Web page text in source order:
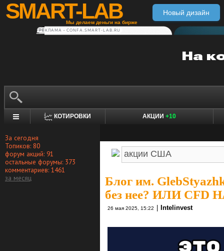
SMART-LAB
Мы делаем деньги на бирже
Новый дизайн
РЕКЛАМА • CONFA.SMART-LAB.RU
КОТИРОВКИ АКЦИИ +10
За сегодня
Топиков: 80
форум акций: 91
остальные форумы: 373
комментариев: 1461
за месяц
Блог им.
без нее? ИЛИ
26 мая 2025, 15:22 Intelinvest